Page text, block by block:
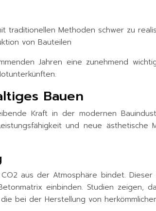
traditionellen Methoden schwer zu
von Bauteilen
Jahren eine zunehmend
Bauen
Kraft in der modernen
und neue
aus der Atmosphäre bindet.
einbinden. Studien zeigen,
bei der Herstellung von